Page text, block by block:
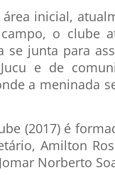
inicial,
o clube
se junta para
e de
a meninada
(2017) é
Amilton
Norberto